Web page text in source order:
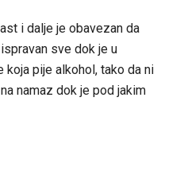
i dalje je obavezan da
sve dok je u
pije alkohol, tako da ni
namaz dok je pod jakim